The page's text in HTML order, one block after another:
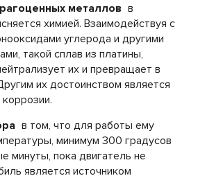
металлов в
химией. Взаимодействуя с
углерода и другими
такой сплав из платины,
их и превращает в
их достоинством является
в том, что для работы ему
минимум 300 градусов
минуты, пока двигатель не
является источником